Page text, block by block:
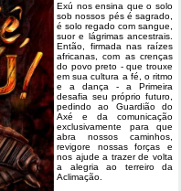
Exú nos ensina que o solo
sob nossos pés é sagrado,
é solo regado com sangue,
suor e lágrimas ancestrais.
Então, firmada nas raízes
africanas, com as crenças
do povo preto - que trouxe
em sua cultura a fé, o ritmo
e a dança - a Primeira
desafia seu próprio futuro,
pedindo ao Guardião do
Axé e da comunicação
exclusivamente para que
abra nossos caminhos,
revigore nossas forças e
nos ajude a trazer de volta
a alegria ao terreiro da
Aclimação.